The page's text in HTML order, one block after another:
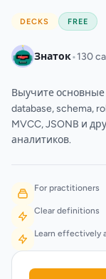
DECKS FREE
Знаток•130
Выучите основные
database, schema,
MVCC, JSONB и
аналитиков.
For practitioners
Clear definitions
Learn effectively